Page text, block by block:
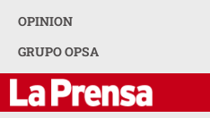
OPINION
GRUPO OPSA